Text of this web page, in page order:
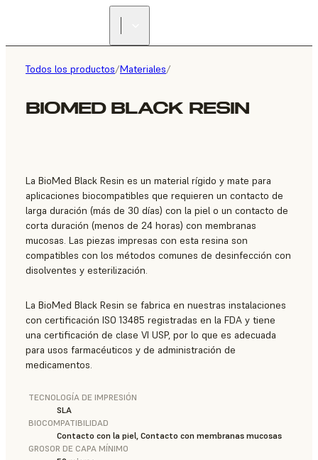
Todos los productos/Materiales/
BIOMED BLACK RESIN
La BioMed Black Resin es un material rígido y mate para
aplicaciones biocompatibles que requieren un contacto de
larga duración (más de 30 días) con la piel o un contacto de
corta duración (menos de 24 horas) con membranas
mucosas. Las piezas impresas con esta resina son
compatibles con los métodos comunes de desinfección con
disolventes y esterilización.
La BioMed Black Resin se fabrica en nuestras instalaciones
con certificación ISO 13485 registradas en la FDA y tiene
una certificación de clase VI USP, por lo que es adecuada
para usos farmacéuticos y de administración de
medicamentos.
TECNOLOGÍA DE IMPRESIÓN
SLA
BIOCOMPATIBILIDAD
Contacto con la piel, Contacto con membranas mucosas
GROSOR DE CAPA MÍNIMO